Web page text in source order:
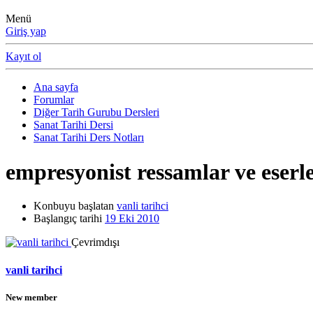
Menü
Giriş yap
Kayıt ol
Ana sayfa
Forumlar
Diğer Tarih Gurubu Dersleri
Sanat Tarihi Dersi
Sanat Tarihi Ders Notları
empresyonist ressamlar ve
Konbuyu başlatan vanli tarihci
Başlangıç tarihi 19 Eki 2010
Çevrimdışı
vanli tarihci
New member